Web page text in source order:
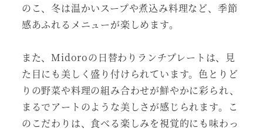
のこ、冬は温かいスープや煮込み料理など、季節
感あふれるメニューが楽しめます。
また、Midoroの日替わりランチプレートは、見
た目にも美しく盛り付けられています。色とりど
りの野菜や料理の組み合わせが鮮やかに彩られ、
まるでアートのような美しさが感じられます。こ
のこだわりは、食べる楽しみを視覚的にも味わっ